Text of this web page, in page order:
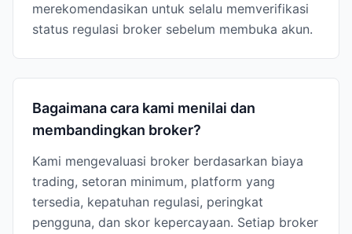
merekomendasikan untuk selalu memverifikasi
status regulasi broker sebelum membuka akun.
Bagaimana cara kami menilai dan
membandingkan broker?
Kami mengevaluasi broker berdasarkan biaya
trading, setoran minimum, platform yang
tersedia, kepatuhan regulasi, peringkat
pengguna, dan skor kepercayaan. Setiap broker